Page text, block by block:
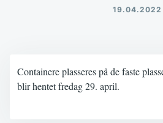
19.04.2022
Containere plasseres på de faste
blir hentet fredag 29. april.